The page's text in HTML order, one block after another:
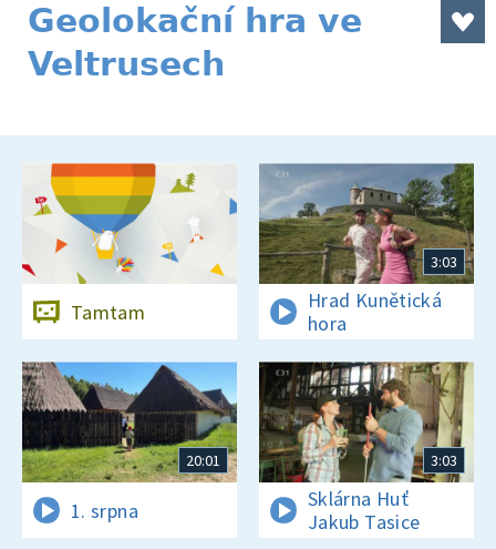
Geolokační hra ve
Veltrusech
Tamtam
3:03
Hrad Kunětická
hora
20:01
1. srpna
3:03
Sklárna Huť
Jakub Tasice